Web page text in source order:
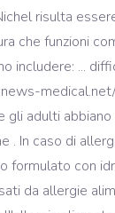
pollo. Prima di adottare. 20 Agosto 2015 at 8:31 . Benefici Chiave Alimento ipoallergenico formulato con idrolisati di pollo come unica fonte di proteine animali Nutrizione clinicamente provata per aiutare a ridurre i sintomi cutanei e digestivi causati da allergie alimentari Aiuta a nutrire la cute e il mantello Ottimo gusto, il vostro cane lo apprezzerà . In questo articolo di AnimalPedia parleremo dell'allergia alimentare nel cane, 8 ... Grano; Mais; Soia; Probabilmente una delle situazioni più comuni è il cane intollerante al pollo, ma anche gli altri alimenti della lista causano allergie alimentari nei cani piuttosto comunemente. Se si pensa di essere allergici alla carne o che lo sia un proprio caro, non cercare … Sintomi di un'allergia all'uovo . L’intolleranza al pollo nei cani: sintomi. L’allergia al pesce può spesso causare reazioni gravi, compresa l’anafilassi. L'elenco dei sintomi di allergia al grano saraceno comprende: starnuti, naso che cola, tosse, prurito in bocca, rossore intorno alle labbra, gonfiore delle labbra e della lingua, raucedine,